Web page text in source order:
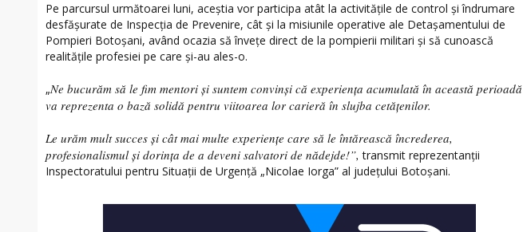
Pe parcursul următoarei luni, aceștia vor participa atât la activitățile de control și îndrumare
desfășurate de Inspecția de Prevenire, cât și la misiunile operative ale Detașamentului de
Pompieri Botoșani, având ocazia să învețe direct de la pompierii militari și să cunoască
realitățile profesiei pe care și-au ales-o.
„Ne bucurăm să le fim mentori și suntem convinși că experiența acumulată în această perioadă
va reprezenta o bază solidă pentru viitoarea lor carieră în slujba cetățenilor.
Le urăm mult succes și cât mai multe experiențe care să le întărească încrederea,
profesionalismul și dorința de a deveni salvatori de nădejde!”, transmit reprezentanții
Inspectoratului pentru Situații de Urgență „Nicolae Iorga” al județului Botoșani.